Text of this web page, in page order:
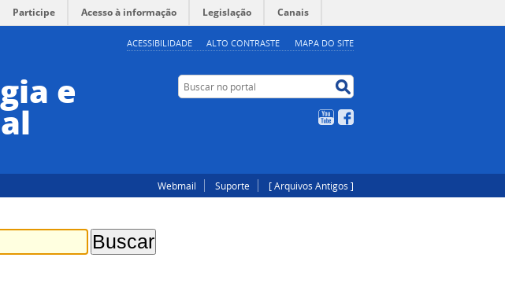
ACESSIBILIDADE ALTO CONTRASTE MAPA DO SITE
Participe Acesso à informação Legislação Canais
e Buscar no portal
YouTube
Webmail Suporte [ Arquivos Antigos ]